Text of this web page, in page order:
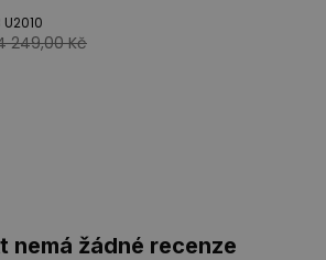
249,00 Kč
nemá žádné recenze